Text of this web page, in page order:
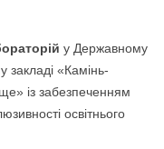
у Державному
закладі «Камінь-
із забезпеченням
освітнього